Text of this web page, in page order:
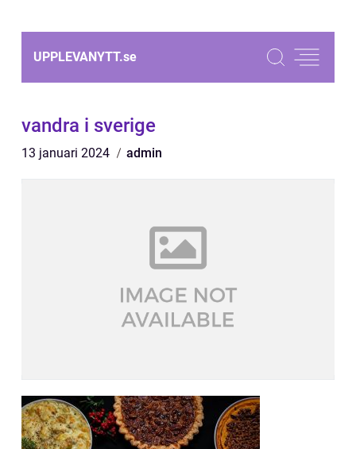
UPPLEVANYTT.se
vandra i sverige
13 januari 2024 admin